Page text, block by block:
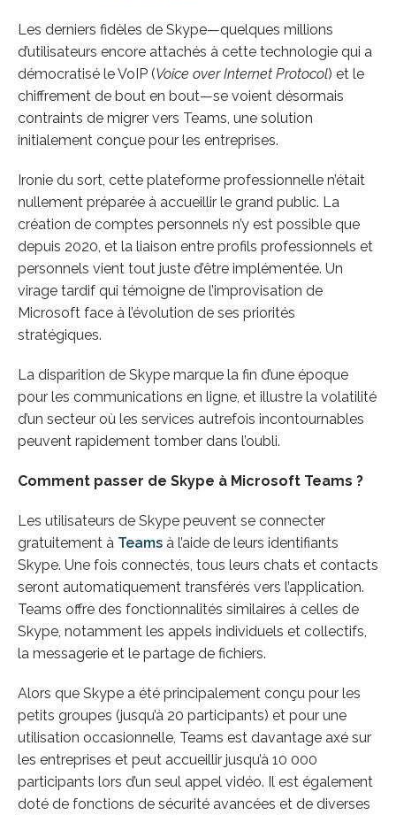
Les derniers fidèles de Skype—quelques millions
d’utilisateurs encore attachés à cette technologie qui a
démocratisé le VoIP (Voice over Internet Protocol) et le
chiffrement de bout en bout—se voient désormais
contraints de migrer vers Teams, une solution
initialement conçue pour les entreprises.
Ironie du sort, cette plateforme professionnelle n’était
nullement préparée à accueillir le grand public. La
création de comptes personnels n’y est possible que
depuis 2020, et la liaison entre profils professionnels et
personnels vient tout juste d’être implémentée. Un
virage tardif qui témoigne de l’improvisation de
Microsoft face à l’évolution de ses priorités
stratégiques.
La disparition de Skype marque la fin d’une époque
pour les communications en ligne, et illustre la volatilité
d’un secteur où les services autrefois incontournables
peuvent rapidement tomber dans l’oubli.
Comment passer de Skype à Microsoft Teams ?
Les utilisateurs de Skype peuvent se connecter
gratuitement à Teams à l’aide de leurs identifiants
Skype. Une fois connectés, tous leurs chats et contacts
seront automatiquement transférés vers l’application.
Teams offre des fonctionnalités similaires à celles de
Skype, notamment les appels individuels et collectifs,
la messagerie et le partage de fichiers.
Alors que Skype a été principalement conçu pour les
petits groupes (jusqu’à 20 participants) et pour une
utilisation occasionnelle, Teams est davantage axé sur
les entreprises et peut accueillir jusqu’à 10 000
participants lors d’un seul appel vidéo. Il est également
doté de fonctions de sécurité avancées et de diverses